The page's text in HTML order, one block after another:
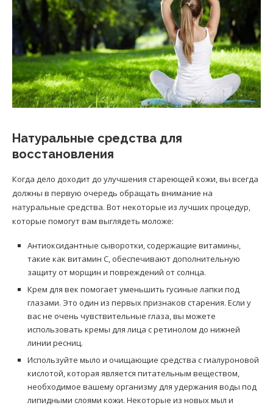
Натуральные средства для
восстановления
Когда дело доходит до улучшения стареющей кожи, вы всегда
должны в первую очередь обращать внимание на
натуральные средства. Вот некоторые из лучших процедур,
которые помогут вам выглядеть моложе:
Антиоксидантные сыворотки, содержащие витамины,
такие как витамин С, обеспечивают дополнительную
защиту от морщин и повреждений от солнца.
Крем для век помогает уменьшить гусиные лапки под
глазами. Это один из первых признаков старения. Если у
вас не очень чувствительные глаза, вы можете
использовать кремы для лица с ретинолом до нижней
линии ресниц.
Используйте мыло и очищающие средства с гиалуроновой
кислотой, которая является питательным веществом,
необходимое вашему организму для удержания воды под
липидными слоями кожи. Некоторые из новых мыл и